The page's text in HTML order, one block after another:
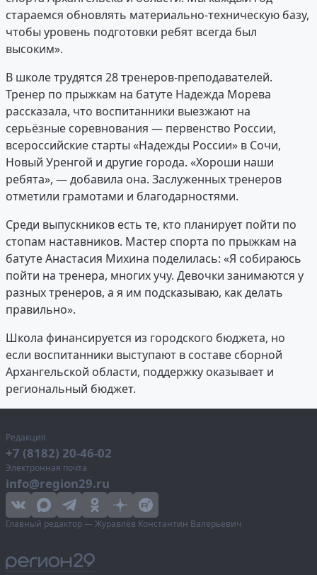
стараемся обновлять материально-техническую базу,
чтобы уровень подготовки ребят всегда был
высоким».
В школе трудятся 28 тренеров-преподавателей.
Тренер по прыжкам на батуте Надежда Морева
рассказала, что воспитанники выезжают на
серьёзные соревнования — первенство России,
всероссийские старты «Надежды России» в Сочи,
Новый Уренгой и другие города. «Хороши наши
ребята», — добавила она. Заслуженных тренеров
отметили грамотами и благодарностями.
Среди выпускников есть те, кто планирует пойти по
стопам наставников. Мастер спорта по прыжкам на
батуте Анастасия Михина поделилась: «Я собираюсь
пойти на тренера, многих учу. Девочки занимаются у
разных тренеров, а я им подсказываю, как делать
правильно».
Школа финансируется из городского бюджета, но
если воспитанники выступают в составе сборной
Архангельской области, поддержку оказывает и
региональный бюджет.
Редакция
+7 (8182) 20-46-02
Электронная почта
info@region29.ru
Главный редактор — Журавлёв Константин Валерьевич